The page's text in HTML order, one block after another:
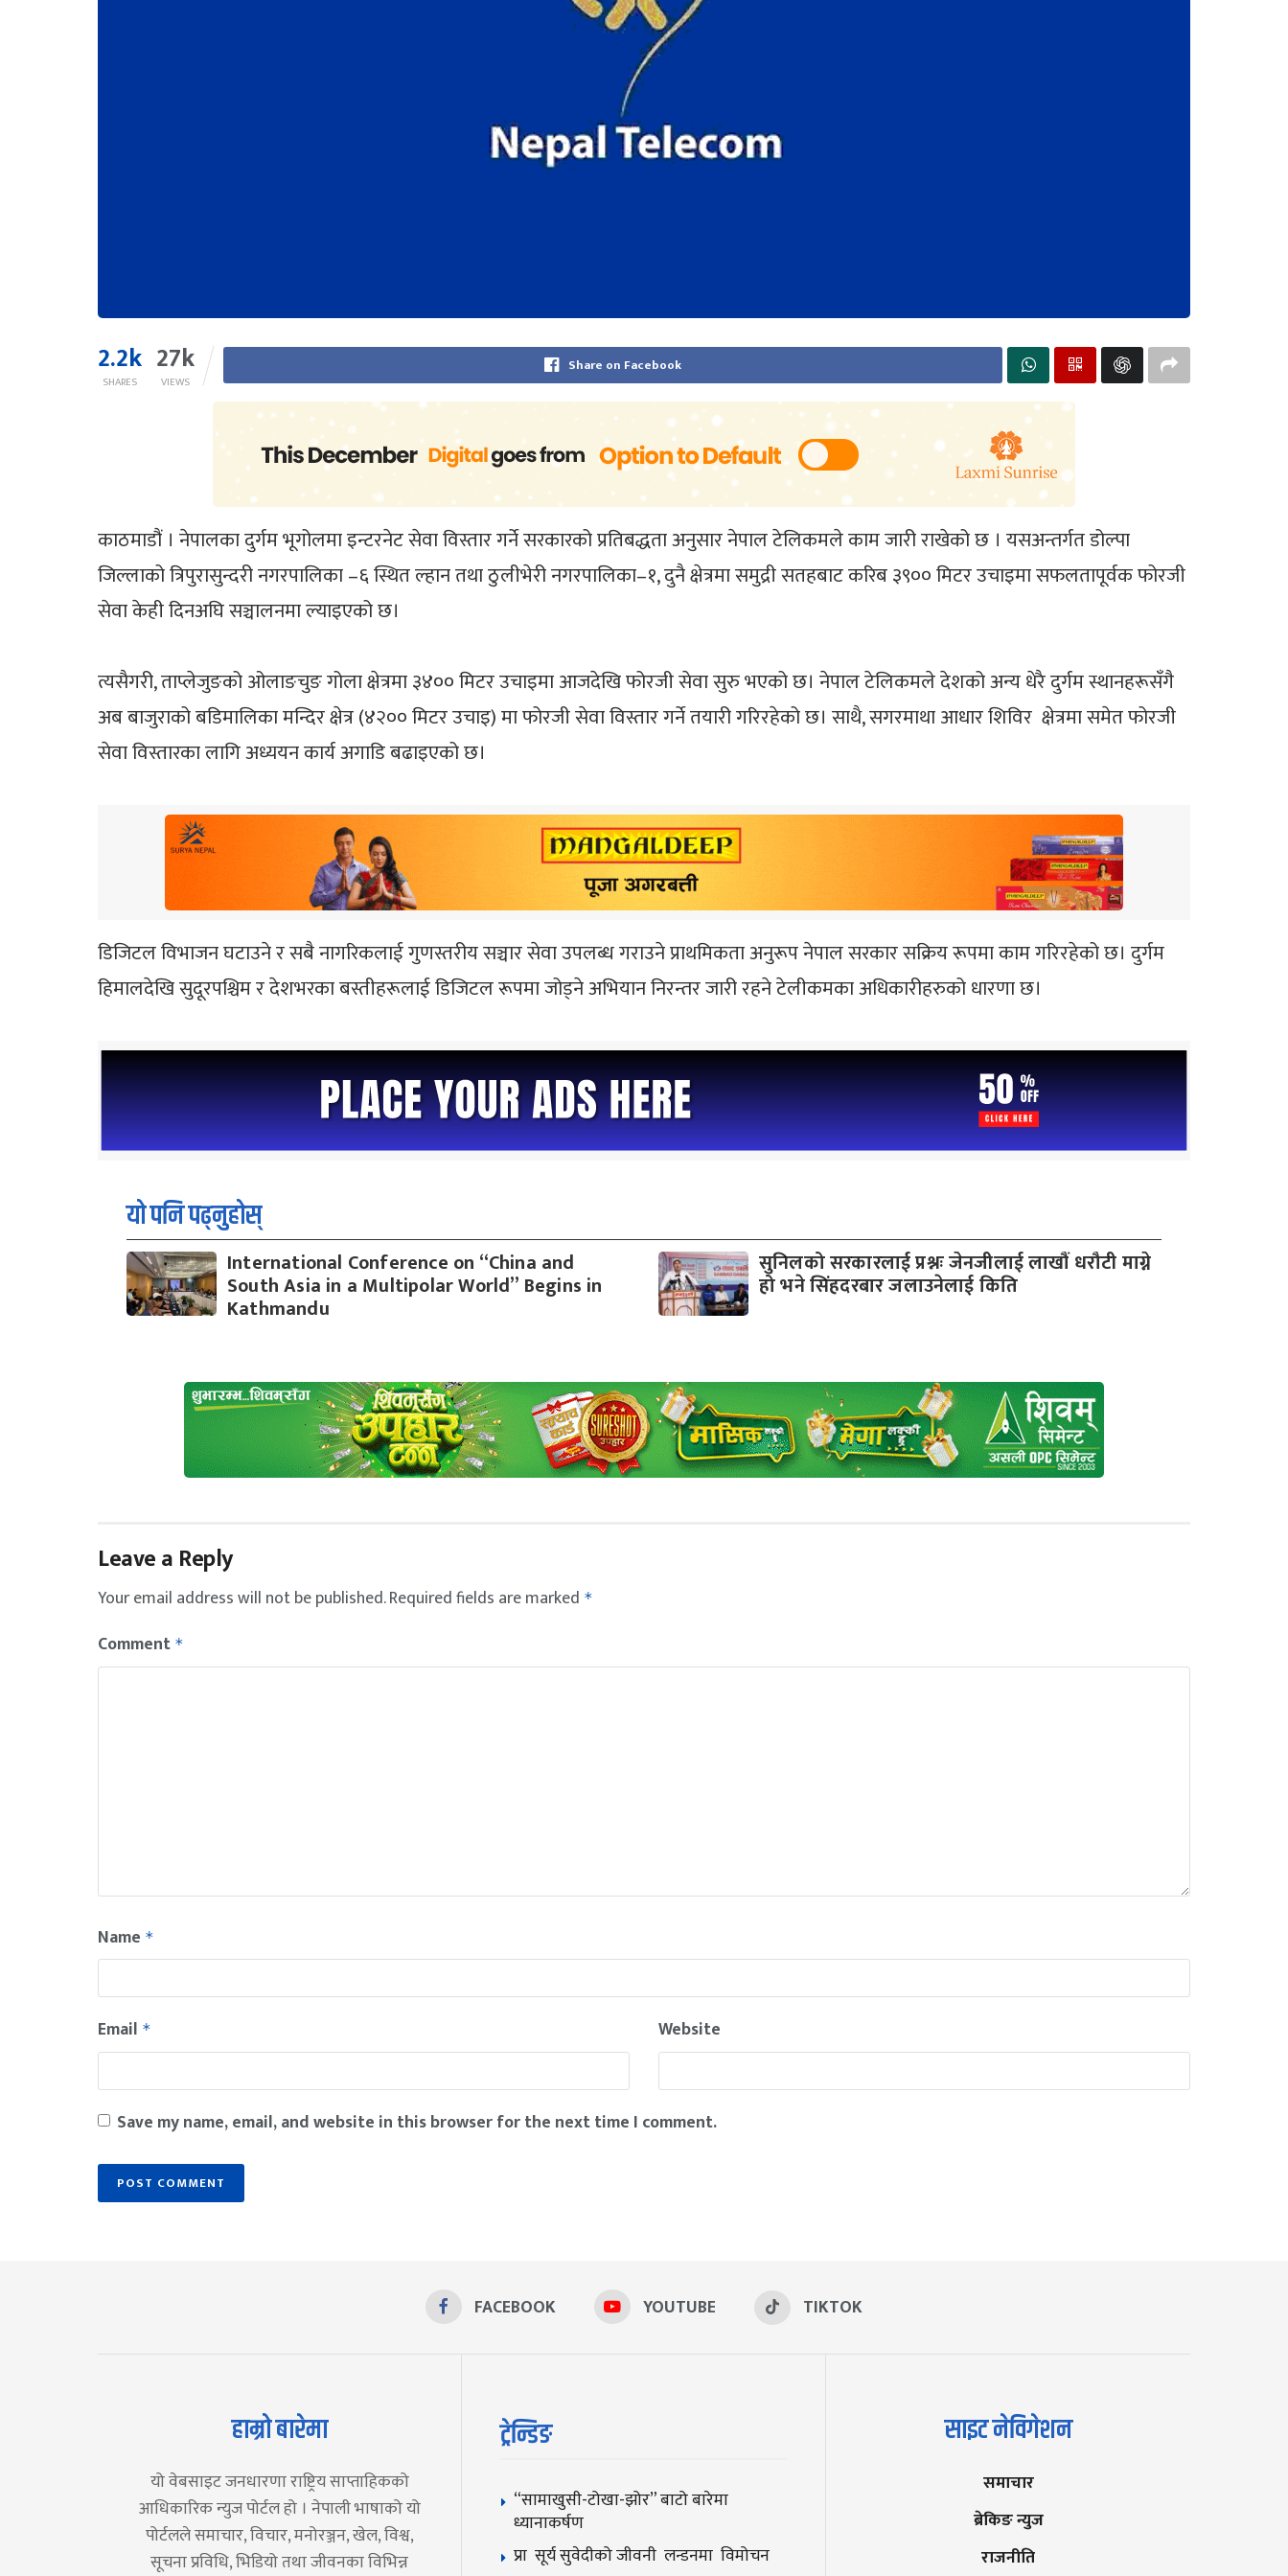
2.2k
SHARES
27k
VIEWS
Share on Facebook
काठमाडौं । नेपालका दुर्गम भूगोलमा इन्टरनेट सेवा विस्तार गर्ने सरकारको प्रतिबद्धता अनुसार नेपाल टेलिकमले काम जारी राखेको छ । यसअन्तर्गत डोल्पा
जिल्लाको त्रिपुरासुन्दरी नगरपालिका –६ स्थित ल्हान तथा ठुलीभेरी नगरपालिका–१, दुनै क्षेत्रमा समुद्री सतहबाट करिब ३९०० मिटर उचाइमा सफलतापूर्वक फोरजी
सेवा केही दिनअघि सञ्चालनमा ल्याइएको छ।
त्यसैगरी, ताप्लेजुङको ओलाङचुङ गोला क्षेत्रमा ३४०० मिटर उचाइमा आजदेखि फोरजी सेवा सुरु भएको छ। नेपाल टेलिकमले देशको अन्य धेरै दुर्गम स्थानहरूसँगै
अब बाजुराको बडिमालिका मन्दिर क्षेत्र (४२०० मिटर उचाइ) मा फोरजी सेवा विस्तार गर्ने तयारी गरिरहेको छ। साथै, सगरमाथा आधार शिविर क्षेत्रमा समेत फोरजी
सेवा विस्तारका लागि अध्ययन कार्य अगाडि बढाइएको छ।
डिजिटल विभाजन घटाउने र सबै नागरिकलाई गुणस्तरीय सञ्चार सेवा उपलब्ध गराउने प्राथमिकता अनुरूप नेपाल सरकार सक्रिय रूपमा काम गरिरहेको छ। दुर्गम
हिमालदेखि सुदूरपश्चिम र देशभरका बस्तीहरूलाई डिजिटल रूपमा जोड्ने अभियान निरन्तर जारी रहने टेलीकमका अधिकारीहरुको धारणा छ।
यो पनि पढ्नुहोस्
International Conference on “China and
South Asia in a Multipolar World” Begins in
Kathmandu
सुनिलको सरकारलाई प्रश्नः जेनजीलाई लाखौं धरौटी माग्ने
हो भने सिंहदरबार जलाउनेलाई किति
Leave a Reply
Your email address will not be published.Required fields are marked *
Comment *
Name *
Email * Website
Save my name, email, and website in this browser for the next time I comment.
FACEBOOK YOUTUBE TIKTOK
हाम्रो बारेमा
यो वेबसाइट जनधारणा राष्ट्रिय साप्ताहिकको
आधिकारिक न्युज पोर्टल हो । नेपाली भाषाको यो
पोर्टलले समाचार, विचार, मनोरञ्जन, खेल, विश्व,
सूचना प्रविधि, भिडियो तथा जीवनका विभिन्न
ट्रेन्डिङ
“सामाखुसी-टोखा-झोर” बाटो बारेमा
ध्यानाकर्षण
प्रा सूर्य सुवेदीको जीवनी लन्डनमा विमोचन
साइट नेविगेशन
समाचार
ब्रेकिङ न्युज
राजनीति